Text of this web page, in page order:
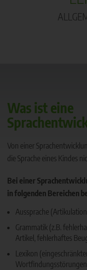
Was ist eine
Von einer
die Sprache eines Kindes
Bei einer
in folgenden Bereichen
Aussprache
Grammatik (z.B.
Artikel, fehlerhaftes
Lexikon